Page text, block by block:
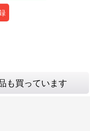
も買っています